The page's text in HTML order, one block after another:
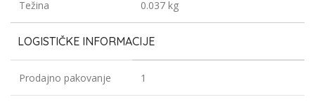
Težina 0.037 kg
LOGISTIČKE INFORMACIJE
Prodajno pakovanje 1